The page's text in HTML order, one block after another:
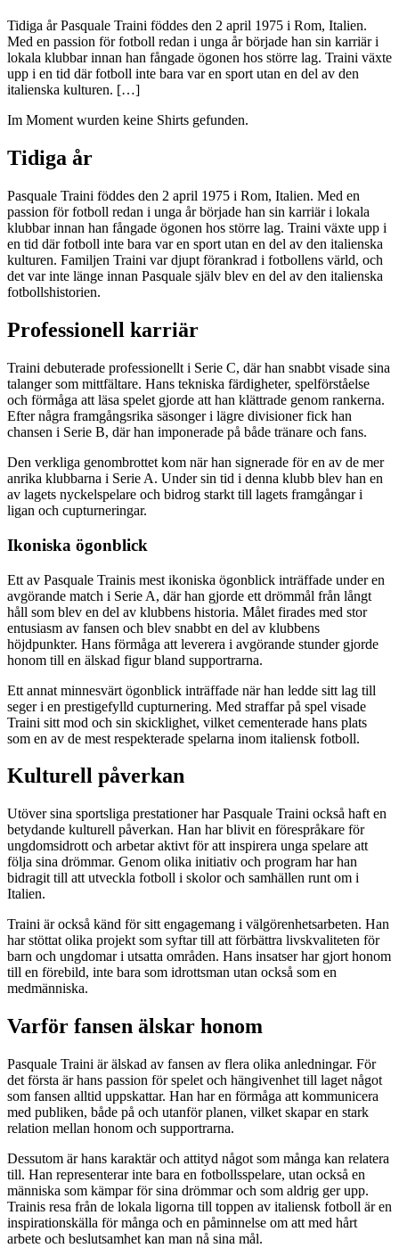
Tidiga år Pasquale Traini föddes den 2 april 1975 i Rom, Italien.
Med en passion för fotboll redan i unga år började han sin karriär i
lokala klubbar innan han fångade ögonen hos större lag. Traini växte
upp i en tid där fotboll inte bara var en sport utan en del av den
italienska kulturen. […]
Im Moment wurden keine Shirts gefunden.
Tidiga år
Pasquale Traini föddes den 2 april 1975 i Rom, Italien. Med en
passion för fotboll redan i unga år började han sin karriär i lokala
klubbar innan han fångade ögonen hos större lag. Traini växte upp i
en tid där fotboll inte bara var en sport utan en del av den italienska
kulturen. Familjen Traini var djupt förankrad i fotbollens värld, och
det var inte länge innan Pasquale själv blev en del av den italienska
fotbollshistorien.
Professionell karriär
Traini debuterade professionellt i Serie C, där han snabbt visade sina
talanger som mittfältare. Hans tekniska färdigheter, spelförståelse
och förmåga att läsa spelet gjorde att han klättrade genom rankerna.
Efter några framgångsrika säsonger i lägre divisioner fick han
chansen i Serie B, där han imponerade på både tränare och fans.
Den verkliga genombrottet kom när han signerade för en av de mer
anrika klubbarna i Serie A. Under sin tid i denna klubb blev han en
av lagets nyckelspelare och bidrog starkt till lagets framgångar i
ligan och cupturneringar.
Ikoniska ögonblick
Ett av Pasquale Trainis mest ikoniska ögonblick inträffade under en
avgörande match i Serie A, där han gjorde ett drömmål från långt
håll som blev en del av klubbens historia. Målet firades med stor
entusiasm av fansen och blev snabbt en del av klubbens
höjdpunkter. Hans förmåga att leverera i avgörande stunder gjorde
honom till en älskad figur bland supportrarna.
Ett annat minnesvärt ögonblick inträffade när han ledde sitt lag till
seger i en prestigefylld cupturnering. Med straffar på spel visade
Traini sitt mod och sin skicklighet, vilket cementerade hans plats
som en av de mest respekterade spelarna inom italiensk fotboll.
Kulturell påverkan
Utöver sina sportsliga prestationer har Pasquale Traini också haft en
betydande kulturell påverkan. Han har blivit en förespråkare för
ungdomsidrott och arbetar aktivt för att inspirera unga spelare att
följa sina drömmar. Genom olika initiativ och program har han
bidragit till att utveckla fotboll i skolor och samhällen runt om i
Italien.
Traini är också känd för sitt engagemang i välgörenhetsarbeten. Han
har stöttat olika projekt som syftar till att förbättra livskvaliteten för
barn och ungdomar i utsatta områden. Hans insatser har gjort honom
till en förebild, inte bara som idrottsman utan också som en
medmänniska.
Varför fansen älskar honom
Pasquale Traini är älskad av fansen av flera olika anledningar. För
det första är hans passion för spelet och hängivenhet till laget något
som fansen alltid uppskattar. Han har en förmåga att kommunicera
med publiken, både på och utanför planen, vilket skapar en stark
relation mellan honom och supportrarna.
Dessutom är hans karaktär och attityd något som många kan relatera
till. Han representerar inte bara en fotbollsspelare, utan också en
människa som kämpar för sina drömmar och som aldrig ger upp.
Trainis resa från de lokala ligorna till toppen av italiensk fotboll är en
inspirationskälla för många och en påminnelse om att med hårt
arbete och beslutsamhet kan man nå sina mål.